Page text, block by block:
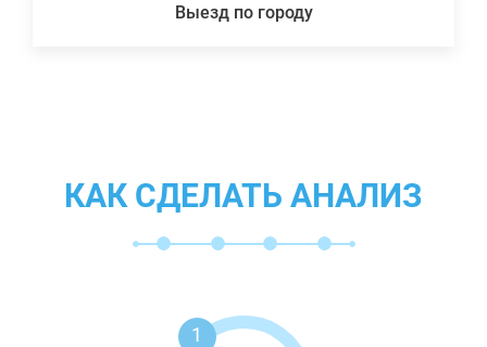
Выезд по городу
КАК СДЕЛАТЬ АНАЛИЗ
1